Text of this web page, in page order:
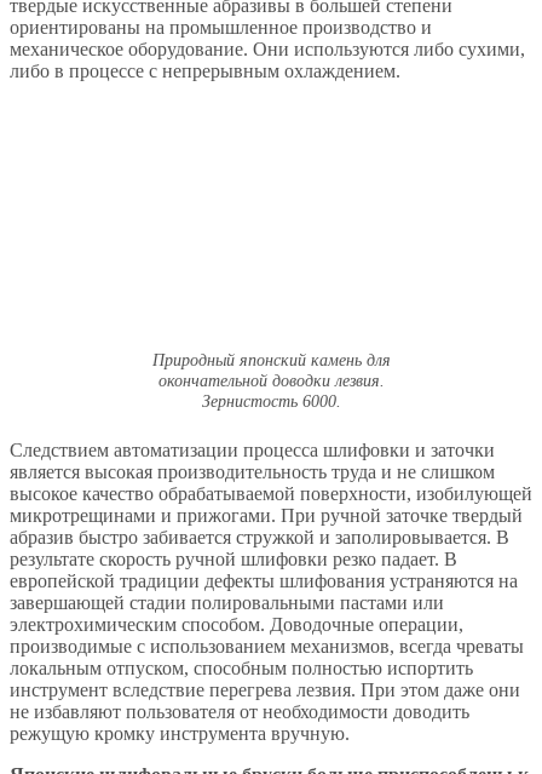
твердые искусственные абразивы в большей степени
ориентированы на промышленное производство и
механическое оборудование. Они используются либо сухими,
либо в процессе с непрерывным охлаждением.
Природный японский камень для
окончательной доводки лезвия.
Зернистость 6000.
Следствием автоматизации процесса шлифовки и заточки
является высокая производительность труда и не слишком
высокое качество обрабатываемой поверхности, изобилующей
микротрещинами и прижогами. При ручной заточке твердый
абразив быстро забивается стружкой и заполировывается. В
результате скорость ручной шлифовки резко падает. В
европейской традиции дефекты шлифования устраняются на
завершающей стадии полировальными пастами или
электрохимическим способом. Доводочные операции,
производимые с использованием механизмов, всегда чреваты
локальным отпуском, способным полностью испортить
инструмент вследствие перегрева лезвия. При этом даже они
не избавляют пользователя от необходимости доводить
режущую кромку инструмента вручную.